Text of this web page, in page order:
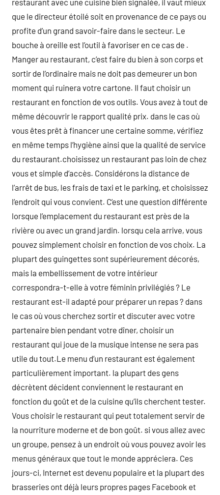
restaurant avec une cuisine bien signalée, il vaut mieux
que le directeur étoilé soit en provenance de ce pays ou
profite d’un grand savoir-faire dans le secteur. Le
bouche à oreille est l’outil à favoriser en ce cas de .
Manger au restaurant, c’est faire du bien à son corps et
sortir de l’ordinaire mais ne doit pas demeurer un bon
moment qui ruinera votre cartone. Il faut choisir un
restaurant en fonction de vos outils. Vous avez à tout de
même découvrir le rapport qualité prix. dans le cas où
vous êtes prêt à financer une certaine somme, vérifiez
en même temps l’hygiène ainsi que la qualité de service
du restaurant.choisissez un restaurant pas loin de chez
vous et simple d’accès. Considérons la distance de
l’arrêt de bus, les frais de taxi et le parking, et choisissez
l’endroit qui vous convient. C’est une question différente
lorsque l’emplacement du restaurant est près de la
rivière ou avec un grand jardin. lorsqu cela arrive, vous
pouvez simplement choisir en fonction de vos choix. La
plupart des guingettes sont supérieurement décorés,
mais la embellissement de votre intérieur
correspondra-t-elle à votre féminin privilégiés ? Le
restaurant est-il adapté pour préparer un repas ? dans
le cas où vous cherchez sortir et discuter avec votre
partenaire bien pendant votre dîner, choisir un
restaurant qui joue de la musique intense ne sera pas
utile du tout.Le menu d’un restaurant est également
particulièrement important. la plupart des gens
décrètent décident conviennent le restaurant en
fonction du goût et de la cuisine qu’ils cherchent tester.
Vous choisir le restaurant qui peut totalement servir de
la nourriture moderne et de bon goût. si vous allez avec
un groupe, pensez à un endroit où vous pouvez avoir les
menus généraux que tout le monde appréciera. Ces
jours-ci, Internet est devenu populaire et la plupart des
brasseries ont déjà leurs propres pages Facebook et